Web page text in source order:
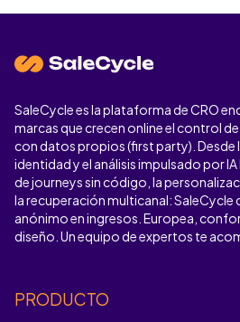
SaleCycle es la plataforma de CRO
marcas que crecen online el control
con datos propios (first party). Desde
identidad y el análisis impulsado por
de journeys sin código, la
la recuperación multicanal: SaleCycle
anónimo en ingresos. Europea,
diseño. Un equipo de expertos te
PRODUCTO